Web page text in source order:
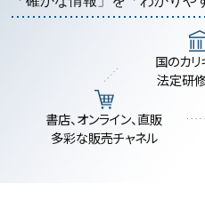
国のカリ
法定研
書店、オンライン、直販
多彩な販売チャネル